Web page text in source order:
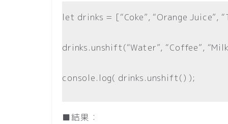
let drinks = [“Coke”, “Orange Juice”,
drinks.unshift(“Water”, “Coffee”,
console.log( drinks.unshift() );
■結果：